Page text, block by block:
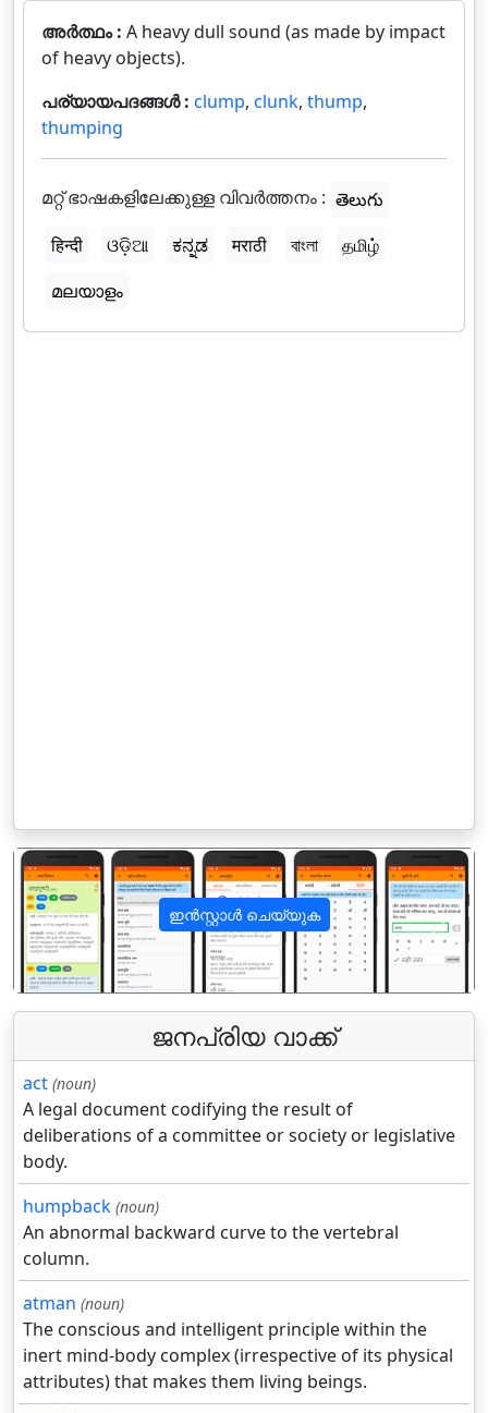
അർത്ഥം : A heavy dull sound (as made by impact
of heavy objects).
പര്യായപദങ്ങൾ : clump, clunk, thump,
thumping
മറ്റ് ഭാഷകളിലേക്കുള്ള വിവർത്തനം : తెలుగు
हिन्दी
ଓଡ଼ିଆ ಕನ್ನಡ मराठी বাংলা
தமிழ்
മലയാളം
ഇൻസ്റ്റാൾ ചെയ്യുക
पिछला अगला
ജനപ്രിയ വാക്ക്
act (noun)
A legal document codifying the result of
deliberations of a committee or society or legislative
body.
humpback (noun)
An abnormal backward curve to the vertebral
column.
atman (noun)
The conscious and intelligent principle within the
inert mind-body complex (irrespective of its physical
attributes) that makes them living beings.